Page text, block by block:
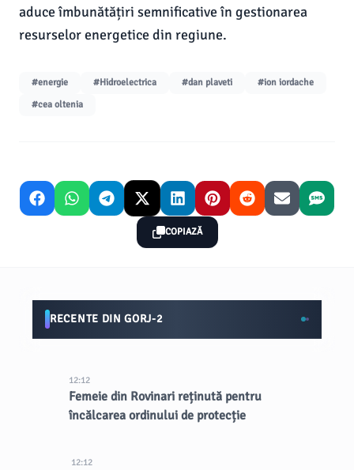
aduce îmbunătățiri semnificative în gestionarea
resurselor energetice din regiune.
#energie #Hidroelectrica #dan plaveti
#ion iordache
#cea oltenia
COPIAZĂ
RECENTE DIN GORJ-2
12:12
Femeie din Rovinari reținută pentru
încălcarea ordinului de protecție
12:12